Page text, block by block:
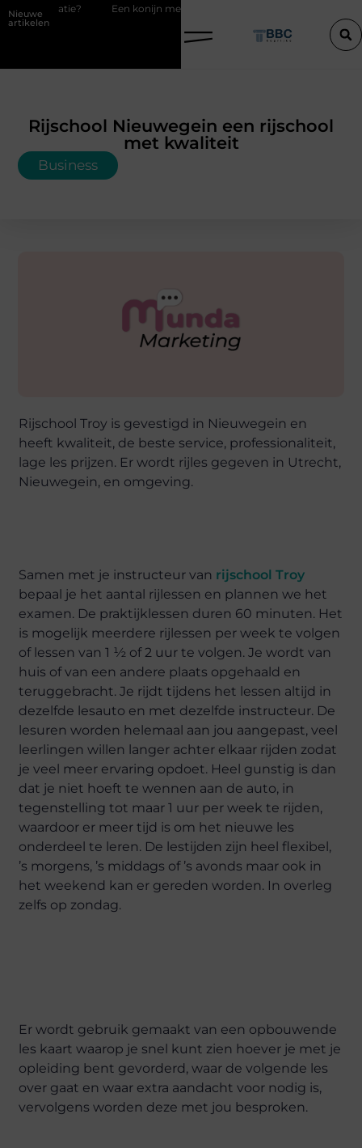
Nieuwe
artikelen
Een konijn met pit en waarom RaBBiT verrast
Rijschool Nieuwegein een rijschool
met kwaliteit
Business
Rijschool Troy is gevestigd in Nieuwegein en
heeft kwaliteit, de beste service, professionaliteit,
lage les prijzen. Er wordt rijles gegeven in Utrecht,
Nieuwegein, en omgeving.
Samen met je instructeur van rijschool Troy
bepaal je het aantal rijlessen en plannen we het
examen. De praktijklessen duren 60 minuten. Het
is mogelijk meerdere rijlessen per week te volgen
of lessen van 1 ½ of 2 uur te volgen. Je wordt van
huis of van een andere plaats opgehaald en
teruggebracht. Je rijdt tijdens het lessen altijd in
dezelfde lesauto en met dezelfde instructeur. De
lesuren worden helemaal aan jou aangepast, veel
leerlingen willen langer achter elkaar rijden zodat
je veel meer ervaring opdoet. Heel gunstig is dan
dat je niet hoeft te wennen aan de auto, in
tegenstelling tot maar 1 uur per week te rijden,
waardoor er meer tijd is om het nieuwe les
onderdeel te leren. De lestijden zijn heel flexibel,
’s morgens, ’s middags of ’s avonds maar ook in
het weekend kan er gereden worden. In overleg
zelfs op zondag.
Er wordt gebruik gemaakt van een opbouwende
les kaart waarop je snel kunt zien hoever je met je
opleiding bent gevorderd, waar de volgende les
over gaat en waar extra aandacht voor nodig is,
vervolgens worden deze met jou besproken.